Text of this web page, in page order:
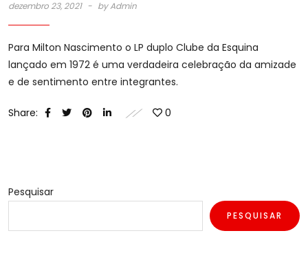
dezembro 23, 2021 byAdmin
Para Milton Nascimento o LP duplo Clube da Esquina
lançado em 1972 é uma verdadeira celebração da amizade
e de sentimento entre integrantes.
Share: 0
Pesquisar
PESQUISAR